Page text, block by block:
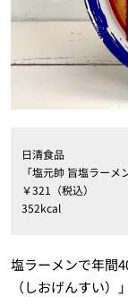
日清食品
「塩元帥 旨塩ラーメ
￥321（税込）
352kcal
塩ラーメンで年間
（しおげんすい